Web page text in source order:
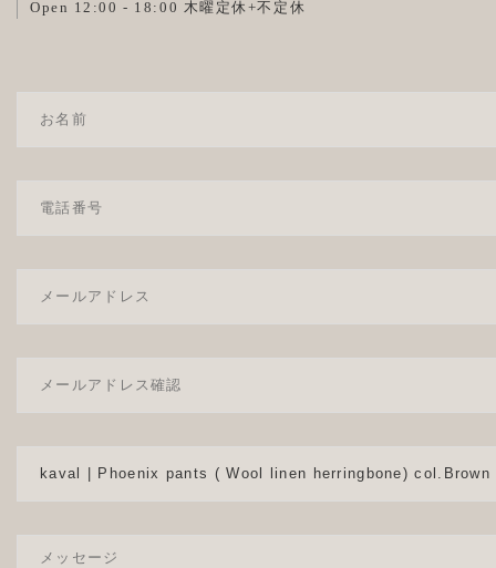
Open 12:00 - 18:00 木曜定休+不定休